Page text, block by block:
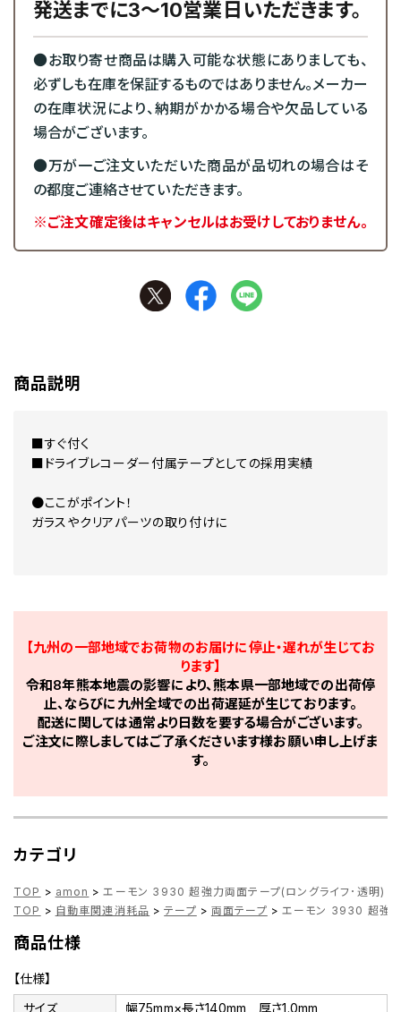
発送までに3～10営業日いただきます。
●お取り寄せ商品は購入可能な状態にありましても、
必ずしも在庫を保証するものではありません。メーカー
の在庫状況により、納期がかかる場合や欠品している
場合がございます。
●万が一ご注文いただいた商品が品切れの場合はそ
の都度ご連絡させていただきます。
※ご注文確定後はキャンセルはお受けしておりません。
商品説明
■すぐ付く
■ドライブレコーダー付属テープとしての採用実績
●ここがポイント！
ガラスやクリアパーツの取り付けに
【九州の一部地域でお荷物のお届けに停止・遅れが生じてお
ります】
令和8年熊本地震の影響により、熊本県一部地域での出荷停
止、ならびに九州全域での出荷遅延が生じております。
配送に関しては通常より日数を要する場合がございます。
ご注文に際しましてはご了承くださいます様お願い申し上げま
す。
カテゴリ
TOP > amon > エーモン 3930 超強力両面テープ(ロングライフ･透明)
TOP > 自動車関連消耗品 > テープ > 両面テープ > エーモン 3930 超強
商品仕様
【仕様】
サイズ
幅75mm×長さ140mm 厚さ1.0mm